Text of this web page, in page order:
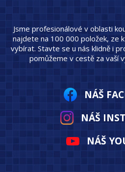
Jsme profesionálové v oblasti
najdete na 100 000 položek, ze
vybírat. Stavte se u nás klidně i
pomůžeme v cestě za vaší
NÁŠ
NÁŠ
NÁŠ